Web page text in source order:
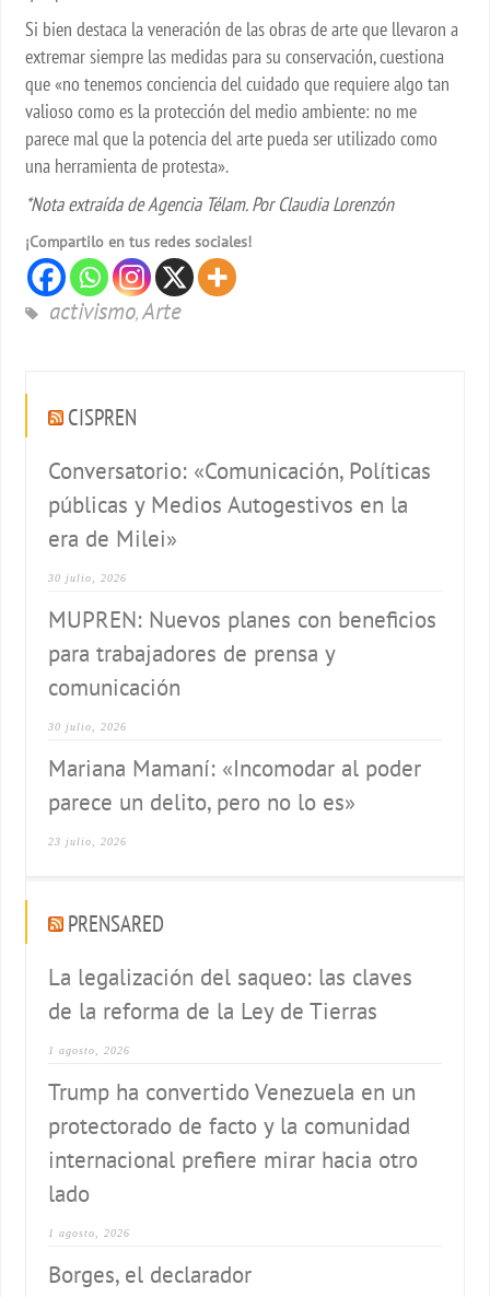
Si bien destaca la veneración de las obras de arte que llevaron a
extremar siempre las medidas para su conservación, cuestiona
que «no tenemos conciencia del cuidado que requiere algo tan
valioso como es la protección del medio ambiente: no me
parece mal que la potencia del arte pueda ser utilizado como
una herramienta de protesta».
*Nota extraída de Agencia Télam. Por Claudia Lorenzón
¡Compartilo en tus redes sociales!
activismo,Arte
CISPREN
Conversatorio: «Comunicación, Políticas
públicas y Medios Autogestivos en la
era de Milei»
30 julio, 2026
MUPREN: Nuevos planes con beneficios
para trabajadores de prensa y
comunicación
30 julio, 2026
Mariana Mamaní: «Incomodar al poder
parece un delito, pero no lo es»
23 julio, 2026
PRENSARED
La legalización del saqueo: las claves
de la reforma de la Ley de Tierras
1 agosto, 2026
Trump ha convertido Venezuela en un
protectorado de facto y la comunidad
internacional prefiere mirar hacia otro
lado
1 agosto, 2026
Borges, el declarador